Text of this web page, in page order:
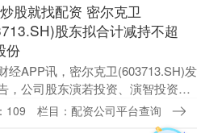
股就找配资 密尔克卫
股东拟合计减持不超
份
经APP讯，密尔克卫(603713.SH)发
，公司股东演若投资、演智投资、
资计划通过大宗交易方式分别减持
股份数量不超过143.63万股、9....
109 栏目：配资公司平台查询